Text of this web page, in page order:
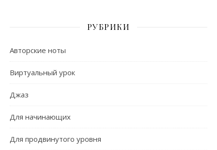
РУБРИКИ
Авторские ноты
Виртуальный урок
Джаз
Для начинающих
Для продвинутого уровня